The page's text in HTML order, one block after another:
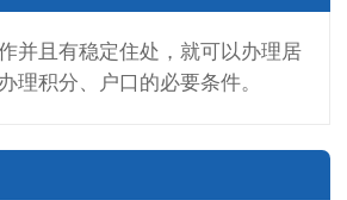
并且有稳定住处，就可以办理居
理积分、户口的必要条件。